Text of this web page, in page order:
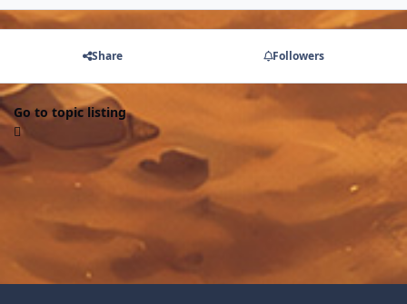
Share Followers
Go to topic listing